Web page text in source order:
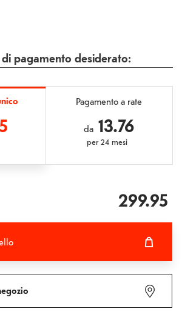
pagamento desiderato:
Pagamento a rate
da 13.76
per24 mesi
299.95